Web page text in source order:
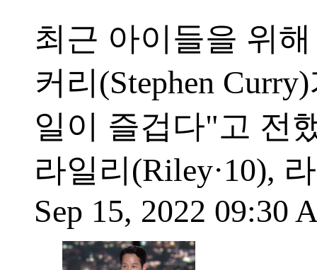
최근 아이들을 위
커리(Stephen
일이 즐겁다"고 전
라일리(Riley·10),
Sep 15, 2022 09:30